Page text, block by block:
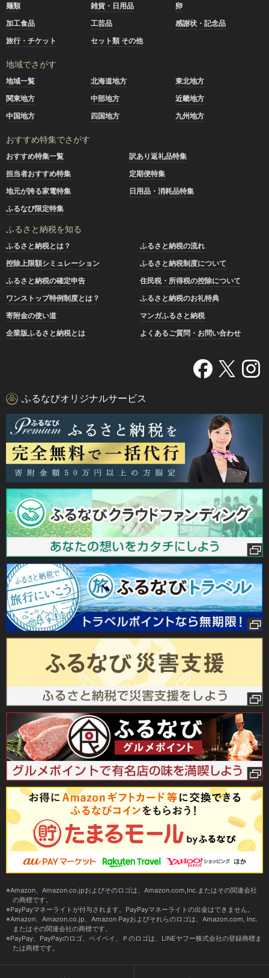
麺類
雑貨・日用品
卵
加工食品
工芸品
感謝状・記念品
旅行・チケット
セット類 その他
地域でさがす
地域一覧 北海道地方
東北地方
関東地方
中部地方
近畿地方
中国地方
四国地方 九州地方
おすすめ特集でさがす
おすすめ特集一覧
訳あり返礼品特集
担当者おすすめ特集
定期便特集
地元が誇る家電特集
日用品・消耗品特集
ふるなび限定特集
ふるさと納税を知る
ふるさと納税とは？
ふるさと納税の流れ
控除上限額シミュレーション
ふるさと納税制度について
ふるさと納税の確定申告
住民税・所得税の控除について
ワンストップ特例制度とは？
ふるさと納税のお礼特典
寄附金の使い道
マンガふるさと納税
企業版ふるさと納税とは
よくあるご質問・お問い合わせ
ふるなびオリジナルサービス
Amazon、Amazon.co.jpおよびそのロゴは、Amazon.com,Inc.またはその関連会社
の商標です。
PayPayマネーライトが付与されます。PayPayマネーライトの出金はできません。
Amazon、Amazon.co.jp、Amazon Payおよびそれらのロゴは、Amazon.com, Inc.
またはその関連会社の商標です。
PayPay、PayPayのロゴ、ペイペイ、Ｐのロゴは、LINEヤフー株式会社の登録商標ま
たは商標です。